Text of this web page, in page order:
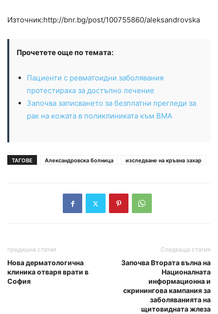
Източник:http://bnr.bg/post/100755860/aleksandrovska
Прочетете още по темата:
Пациенти с ревматоидни заболявания
протестираха за достъпно лечение
Започва записването за безплатни прегледи за
рак на кожата в поликлиниката към ВМА
ТАГОВЕ Александровска болница изследване на кръвна захар
предишна статия
Нова дерматологична
клиника отваря врати в
София
Следваща статия
Започва Втората вълна на
Националната
информационна и
скринингова кампания за
заболяванията на
щитовидната жлеза